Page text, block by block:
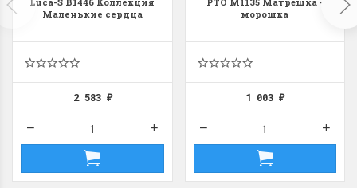
Маленькие сердца
2 583 ₽
морошка
1 003₽